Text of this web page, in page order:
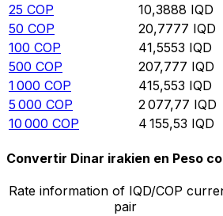
25 COP 10,3888 IQD
50 COP 20,7777 IQD
100 COP 41,5553 IQD
500 COP 207,777 IQD
1 000 COP 415,553 IQD
5 000 COP 2 077,77 IQD
10 000 COP 4 155,53 IQD
Convertir Dinar irakien en Peso
Rate information of IQD/COP
pair